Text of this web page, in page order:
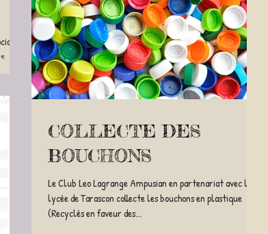
COLLECTE DES
BOUCHONS
Le Club Leo Lagrange Ampusian en partenariat avec le
lycée de Tarascon collecte les bouchons en plastique
(Recyclés en faveur des...